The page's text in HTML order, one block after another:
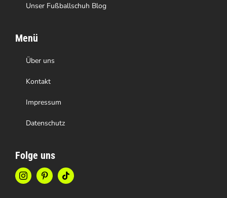
Unser Fußballschuh Blog
Menü
Über uns
Kontakt
Impressum
Datenschutz
Folge uns